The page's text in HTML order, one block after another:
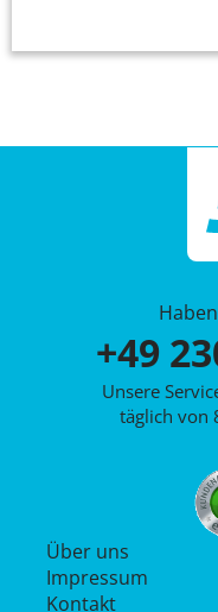
+49
Unsere
täglich von
Über uns
Impressum
Kontakt